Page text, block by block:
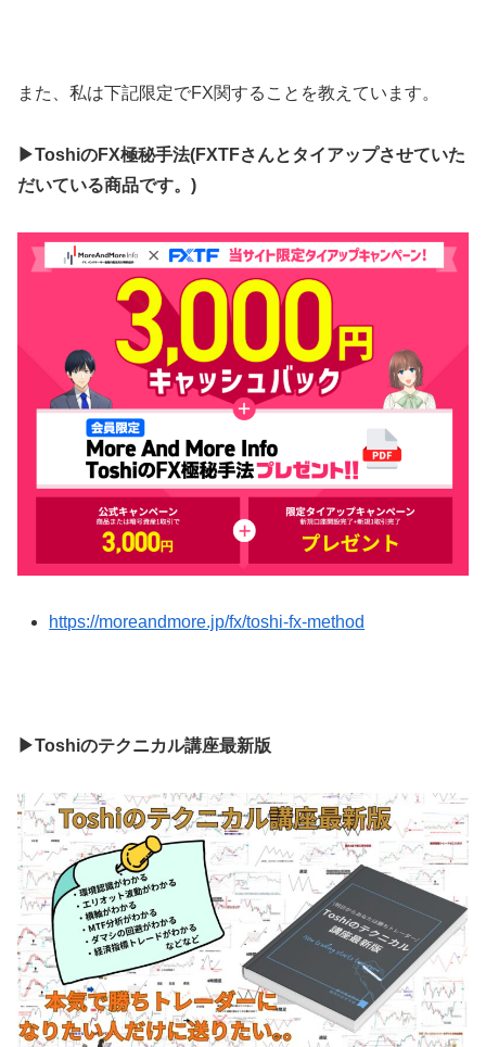
また、私は下記限定でFX関することを教えています。
▶ToshiのFX極秘手法(FXTFさんとタイアップさせていた
だいている商品です。)
https://moreandmore.jp/fx/toshi-fx-method
▶Toshiのテクニカル講座最新版